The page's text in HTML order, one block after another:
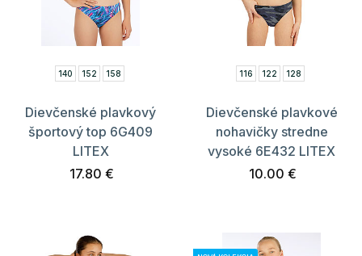
140 152 158
Dievčenské plavkový
športový top 6G409
LITEX
17.80 €
116 122 128
Dievčenské plavkové
nohavičky stredne
vysoké 6E432 LITEX
10.00 €